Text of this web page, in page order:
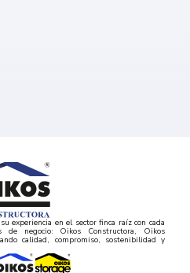
experiencia en el sector finca raíz con cada
de negocio: Oikos Constructora, Oikos
calidad, compromiso, sostenibilidad y